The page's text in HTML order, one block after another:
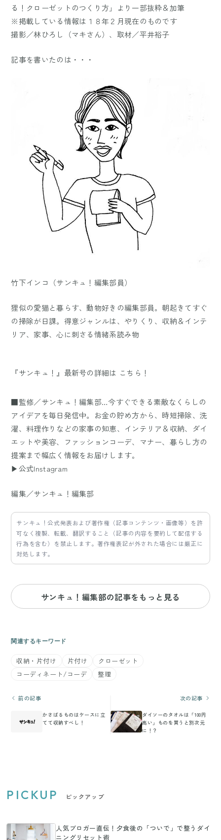
る！クローゼットのつくり方」より一部抜粋＆加筆
※掲載している情報は１８年２月現在のものです
撮影／林ひろし（マキさん）、取材／平井裕子
記事を書いたのは・・・
竹下インコ（サンキュ！編集部員）
狸似の愛猫と暮らす、動物好きの編集部員。朝起きてすぐ
の掃除が日課。得意ジャンルは、やりくり、収納＆インテ
リア、家事、心に刺さる情緒系読み物
『サンキュ！』最新号の詳細は こちら！
■監修／サンキュ！編集部…今すぐできる素敵なくらしの
アイデアを毎日発信中。お金の貯め方から、時短掃除、洗
濯、料理作りなどの家事の知恵、インテリア＆収納、ダイ
エットや美容、ファッションコーデ、マナー、暮らし方の
提案まで幅広く情報をお届けします。
▶公式Instagram
編集／サンキュ！編集部
サンキュ！公式発表および著作権（記事コンテンツ・画像等）を許
可なく複製、転載、翻訳すること（記事の内容を要約して配信する
行為を含む）を禁止します。著作権表記が外された場合には厳正に
対処します。
サンキュ！編集部の記事をもっと見る
関連するキーワード
収納・片付け 片付け
クローゼット
コーディネート/コーデ
整理
前の記事
かさばるものはケースに立
てて収納すべし！
次の記事
ダイソーのタオルは「100円
高い」ものを買うと別次元
に！？
PICKUP ピックアップ
人気ブロガー直伝！夕食後の「ついで」で整うダイ
ニングリセット術